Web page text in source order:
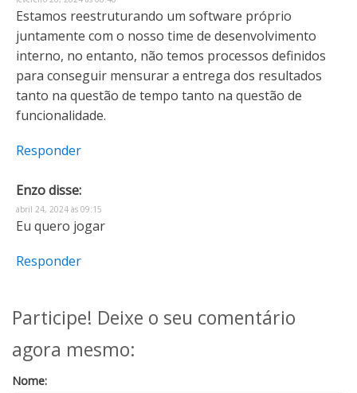
Estamos reestruturando um software próprio
juntamente com o nosso time de desenvolvimento
interno, no entanto, não temos processos definidos
para conseguir mensurar a entrega dos resultados
tanto na questão de tempo tanto na questão de
funcionalidade.
Responder
Enzodisse:
abril 24, 2024 às 09:15
Eu quero jogar
Responder
Participe! Deixe o seu comentário
agora mesmo:
Nome: